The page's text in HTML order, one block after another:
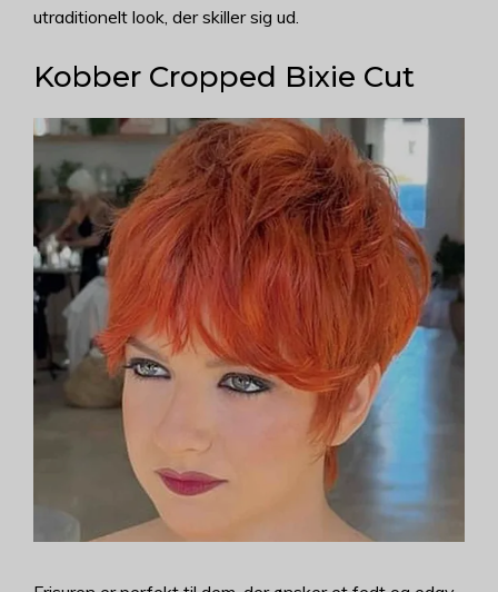
utraditionelt look, der skiller sig ud.
Kobber Cropped Bixie Cut